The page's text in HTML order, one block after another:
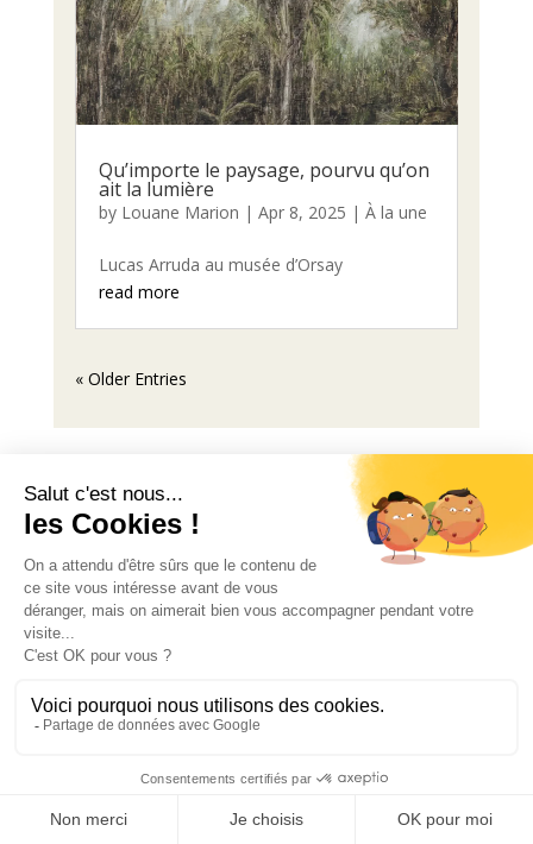
Qu’importe le paysage, pourvu qu’on
ait la lumière
by Louane Marion | Apr 8, 2025 | À la une
Lucas Arruda au musée d’Orsay
read more
« Older Entries
Mentions légales
© 2024 Au-delà des toiles - Tous droits réservés.
Instagram
Facebook
TikTok